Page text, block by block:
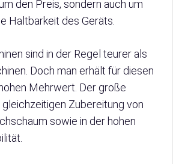
den Preis, sondern auch um
Haltbarkeit des Geräts.
sind in der Regel teurer als
Doch man erhält für diesen
Mehrwert. Der große
Zubereitung von
sowie in der hohen